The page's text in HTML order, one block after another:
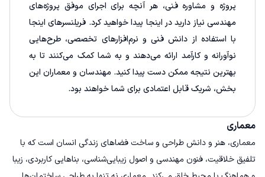
پروژه و مشاوره فنی، هر آنچه برای اجرای موفق پروژه‌های
مهندسی نیاز دارید در اینجا پیدا خواهید کرد. فریلنسرهای اینجا
با استفاده از دانش فنی و نرم‌افزارهای تخصصی، طرح‌هایی
نوآورانه و کارآمد ارائه می‌دهند و به شما کمک می‌کنند تا به
بهترین نتیجه ممکن دست پیدا کنید. مهندسان و معماران این
بخش، شریک قابل اعتمادی برای شما خواهند بود.
معماری
معماری، هنر و دانش طراحی و ساخت فضاهای زندگی انسان است که با
تلفیق خلاقیت، فنون مهندسی و اصول زیبایی‌شناسی، بناهایی کاربردی، زیبا